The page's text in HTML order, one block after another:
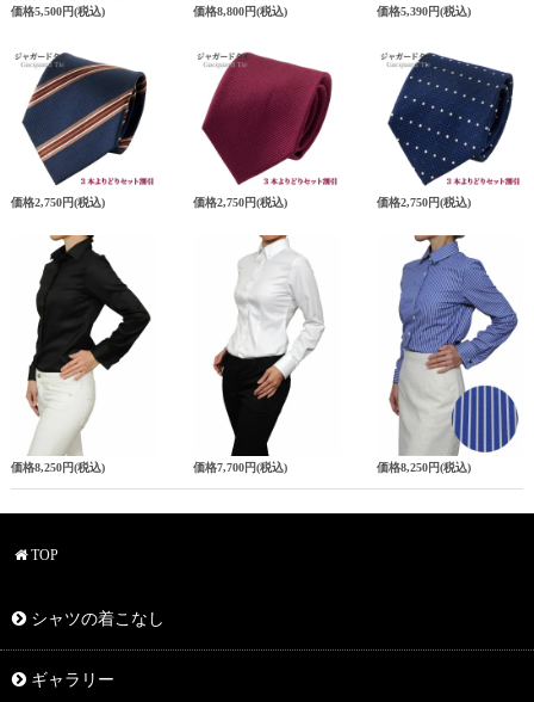
価格5,500円(税込) 価格8,800円(税込) 価格5,390円(税込)
価格2,750円(税込) 価格2,750円(税込) 価格2,750円(税込)
価格8,250円(税込) 価格7,700円(税込) 価格8,250円(税込)
TOP
シャツの着こなし
ギャラリー